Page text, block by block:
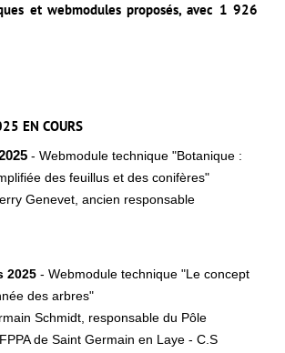
et webmodules proposés, avec 1 926
EN COURS
- Webmodule technique "Botanique :
des feuillus et des conifères"
Genevet, ancien responsable
2025 - Webmodule technique "Le concept
des arbres"
Schmidt, responsable du Pôle
de Saint Germain en Laye - C.S